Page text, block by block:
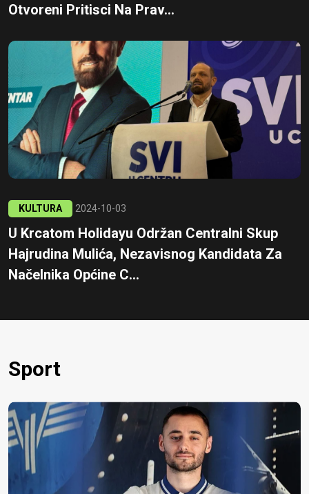
Otvoreni Pritisci Na Prav...
KULTURA 2024-10-03
U Krcatom Holidayu Održan Centralni Skup
Hajrudina Mulića, Nezavisnog Kandidata Za
Načelnika Općine C...
Sport